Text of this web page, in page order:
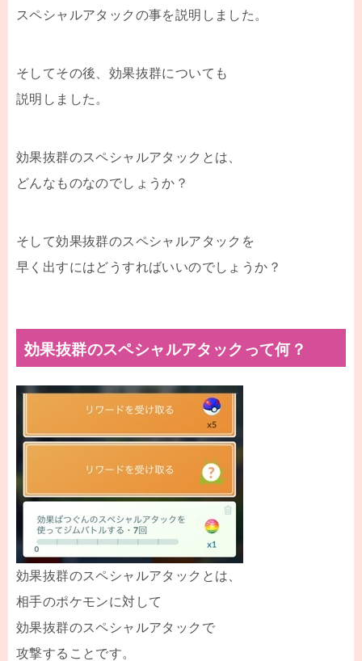
スペシャルアタックの事を説明しました。
そしてその後、効果抜群についても
説明しました。
効果抜群のスペシャルアタックとは、
どんなものなのでしょうか？
そして効果抜群のスペシャルアタックを
早く出すにはどうすればいいのでしょうか？
効果抜群のスペシャルアタックって何？
効果抜群のスペシャルアタックとは、
相手のポケモンに対して
効果抜群のスペシャルアタックで
攻撃することです。